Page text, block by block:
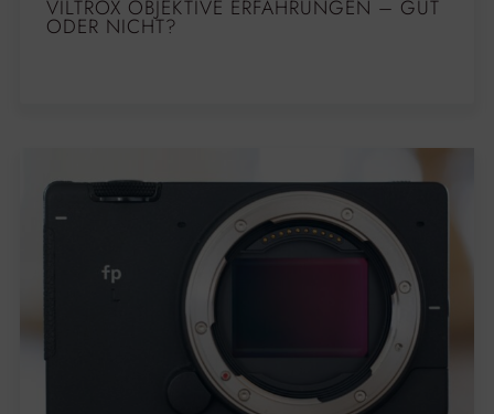
VILTROX OBJEKTIVE ERFAHRUNGEN – GUT
ODER NICHT?